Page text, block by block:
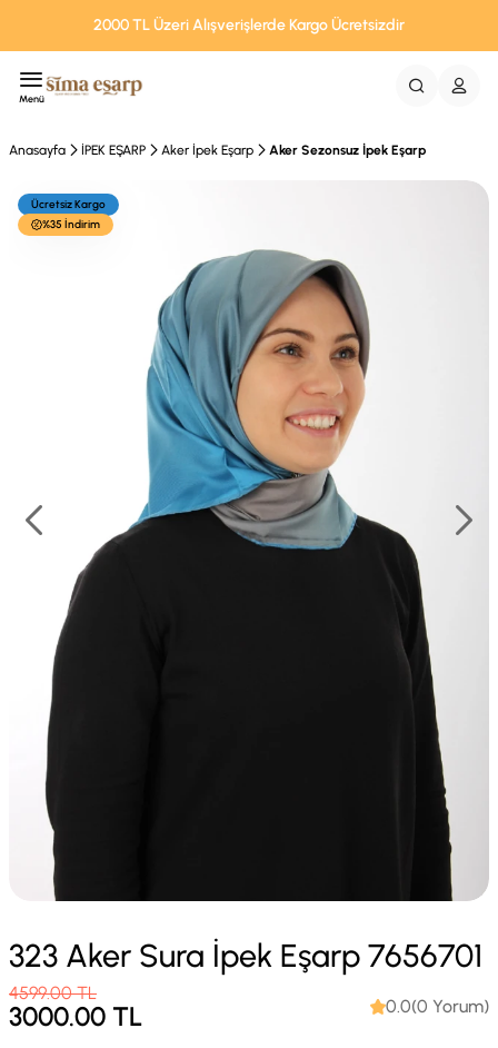
2000 TL Üzeri Alışverişlerde Kargo Ücretsizdir
Menü
Anasayfa İPEK EŞARP Aker İpek Eşarp Aker Sezonsuz İpek Eşarp
Ücretsiz Kargo
%35 İndirim
323 Aker Sura İpek Eşarp 7656701
4599.00TL
3000.00 TL 0.0(0 Yorum)